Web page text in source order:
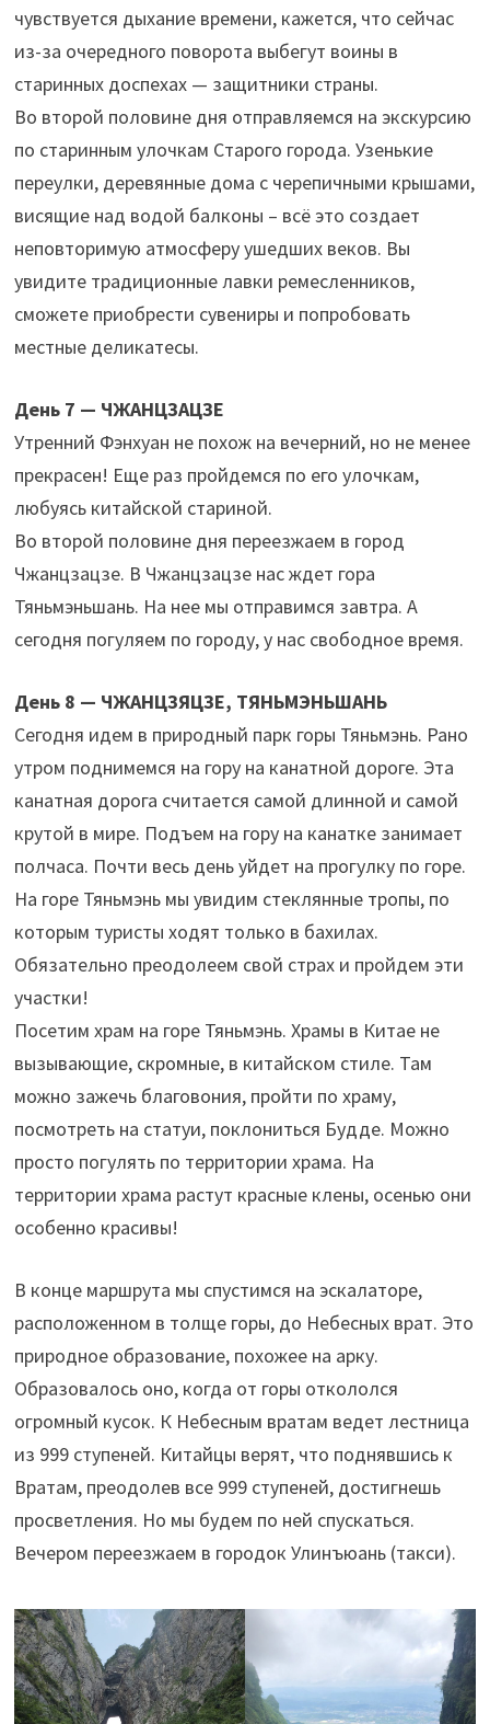
чувствуется дыхание времени, кажется, что сейчас
из-за очередного поворота выбегут воины в
старинных доспехах — защитники страны.
Во второй половине дня отправляемся на экскурсию
по старинным улочкам Старого города. Узенькие
переулки, деревянные дома с черепичными крышами,
висящие над водой балконы – всё это создает
неповторимую атмосферу ушедших веков. Вы
увидите традиционные лавки ремесленников,
сможете приобрести сувениры и попробовать
местные деликатесы.
День 7 — ЧЖАНЦЗАЦЗЕ
Утренний Фэнхуан не похож на вечерний, но не менее
прекрасен! Еще раз пройдемся по его улочкам,
любуясь китайской стариной.
Во второй половине дня переезжаем в город
Чжанцзацзе. В Чжанцзацзе нас ждет гора
Тяньмэньшань. На нее мы отправимся завтра. А
сегодня погуляем по городу, у нас свободное время.
День 8 — ЧЖАНЦЗЯЦЗЕ, ТЯНЬМЭНЬШАНЬ
Сегодня идем в природный парк горы Тяньмэнь. Рано
утром поднимемся на гору на канатной дороге. Эта
канатная дорога считается самой длинной и самой
крутой в мире. Подъем на гору на канатке занимает
полчаса. Почти весь день уйдет на прогулку по горе.
На горе Тяньмэнь мы увидим стеклянные тропы, по
которым туристы ходят только в бахилах.
Обязательно преодолеем свой страх и пройдем эти
участки!
Посетим храм на горе Тяньмэнь. Храмы в Китае не
вызывающие, скромные, в китайском стиле. Там
можно зажечь благовония, пройти по храму,
посмотреть на статуи, поклониться Будде. Можно
просто погулять по территории храма. На
территории храма растут красные клены, осенью они
особенно красивы!
В конце маршрута мы спустимся на эскалаторе,
расположенном в толще горы, до Небесных врат. Это
природное образование, похожее на арку.
Образовалось оно, когда от горы откололся
огромный кусок. К Небесным вратам ведет лестница
из 999 ступеней. Китайцы верят, что поднявшись к
Вратам, преодолев все 999 ступеней, достигнешь
просветления. Но мы будем по ней спускаться.
Вечером переезжаем в городок Улинъюань (такси).